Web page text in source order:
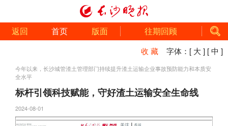
返回 首页 版面 往期回顾
收 藏 字体： [ 大 ] [ 中 ]
今年以来，长沙城管渣土管理部门持续提升渣土运输企业事故预防能力和本质安
全水平
标杆引领科技赋能，守好渣土运输安全生命线
2024-08-01